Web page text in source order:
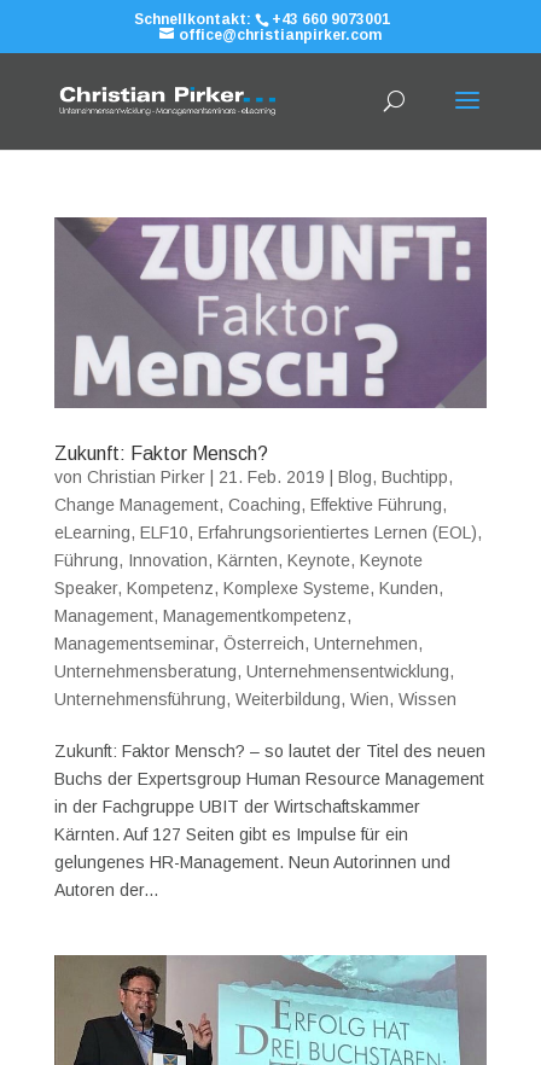
Schnellkontakt:
+43 660 9073001
office@christianpirker.com
Zukunft: Faktor Mensch?
von Christian Pirker| 21. Feb. 2019 Blog, Buchtipp,
Change Management, Coaching, Effektive Führung,
eLearning, ELF10, Erfahrungsorientiertes Lernen (EOL),
Führung, Innovation, Kärnten, Keynote, Keynote
Speaker, Kompetenz, Komplexe Systeme, Kunden,
Management, Managementkompetenz,
Managementseminar, Österreich, Unternehmen,
Unternehmensberatung, Unternehmensentwicklung,
Unternehmensführung, Weiterbildung, Wien, Wissen
Zukunft: Faktor Mensch? – so lautet der Titel des neuen
Buchs der Expertsgroup Human Resource Management
in der Fachgruppe UBIT der Wirtschaftskammer
Kärnten. Auf 127 Seiten gibt es Impulse für ein
gelungenes HR-Management. Neun Autorinnen und
Autoren der...